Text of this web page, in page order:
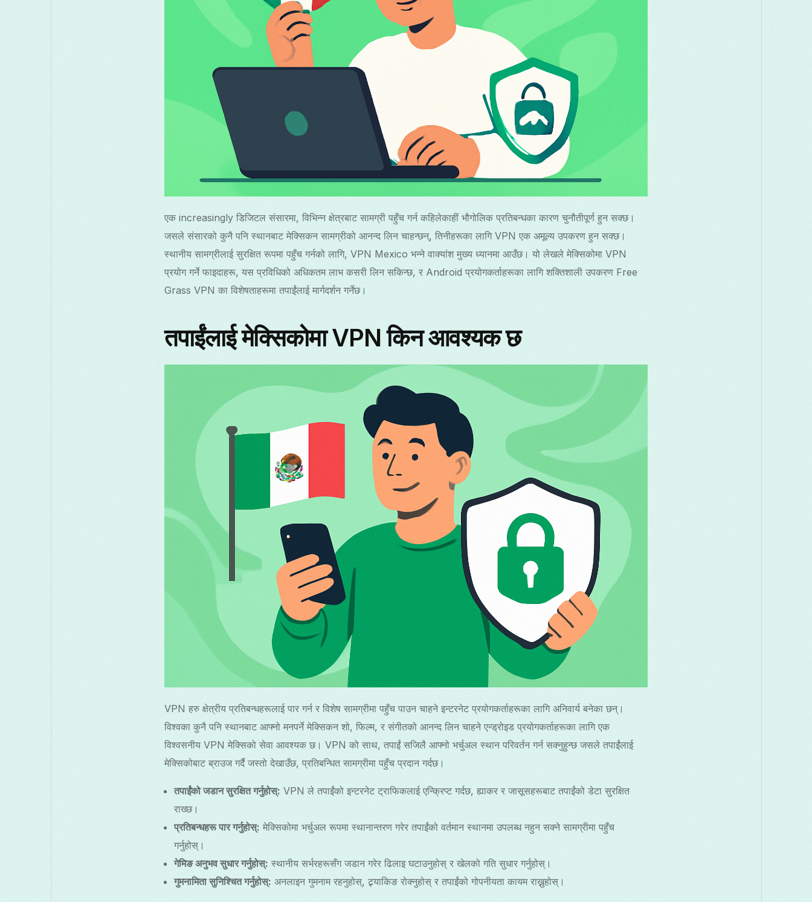
एक increasingly डिजिटल संसारमा, विभिन्न क्षेत्रबाट सामग्री पहुँच गर्न कहिलेकाहीं भौगोलिक प्रतिबन्धका कारण चुनौतीपूर्ण हुन सक्छ।
जसले संसारको कुनै पनि स्थानबाट मेक्सिकन सामग्रीको आनन्द लिन चाहन्छन्, तिनीहरूका लागि VPN एक अमूल्य उपकरण हुन सक्छ।
स्थानीय सामग्रीलाई सुरक्षित रूपमा पहुँच गर्नको लागि, VPN Mexico भन्ने वाक्यांश मुख्य ध्यानमा आउँछ। यो लेखले मेक्सिकोमा VPN
प्रयोग गर्ने फाइदाहरू, यस प्रविधिको अधिकतम लाभ कसरी लिन सकिन्छ, र Android प्रयोगकर्ताहरूका लागि शक्तिशाली उपकरण Free
Grass VPN का विशेषताहरूमा तपाईंलाई मार्गदर्शन गर्नेछ।
तपाईंलाई मेक्सिकोमा VPN किन आवश्यक छ
VPN हरु क्षेत्रीय प्रतिबन्धहरूलाई पार गर्न र विशेष सामग्रीमा पहुँच पाउन चाहने इन्टरनेट प्रयोगकर्ताहरूका लागि अनिवार्य बनेका छन्।
विश्वका कुनै पनि स्थानबाट आफ्नो मनपर्ने मेक्सिकन शो, फिल्म, र संगीतको आनन्द लिन चाहने एन्ड्रोइड प्रयोगकर्ताहरूका लागि एक
विश्वसनीय VPN मेक्सिको सेवा आवश्यक छ। VPN को साथ, तपाईं सजिलै आफ्नो भर्चुअल स्थान परिवर्तन गर्न सक्नुहुन्छ जसले तपाईंलाई
मेक्सिकोबाट ब्राउज गर्दै जस्तो देखाउँछ, प्रतिबन्धित सामग्रीमा पहुँच प्रदान गर्दछ।
तपाईंको जडान सुरक्षित गर्नुहोस्: VPN ले तपाईंको इन्टरनेट ट्राफिकलाई एन्क्रिप्ट गर्दछ, ह्याकर र जासूसहरूबाट तपाईंको डेटा सुरक्षित
राख्छ।
प्रतिबन्धहरू पार गर्नुहोस्: मेक्सिकोमा भर्चुअल रूपमा स्थानान्तरण गरेर तपाईंको वर्तमान स्थानमा उपलब्ध नहुन सक्ने सामग्रीमा पहुँच
गर्नुहोस्।
गेमिङ अनुभव सुधार गर्नुहोस्: स्थानीय सर्भरहरूसँग जडान गरेर ढिलाइ घटाउनुहोस् र खेलको गति सुधार गर्नुहोस्।
गुमनामिता सुनिश्चित गर्नुहोस्: अनलाइन गुमनाम रहनुहोस्, ट्र्याकिङ रोक्नुहोस् र तपाईंको गोपनीयता कायम राख्नुहोस्।